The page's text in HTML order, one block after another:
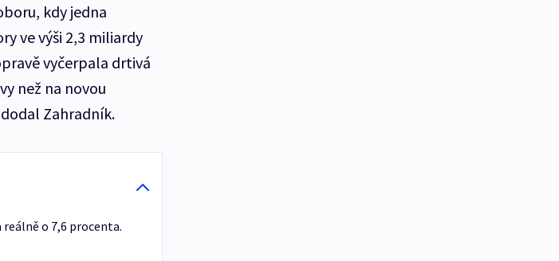
kdy jedna
ve výši 2,3 miliardy
vyčerpala drtivá
než na novou
Zahradník.
reálně o 7,6 procenta.